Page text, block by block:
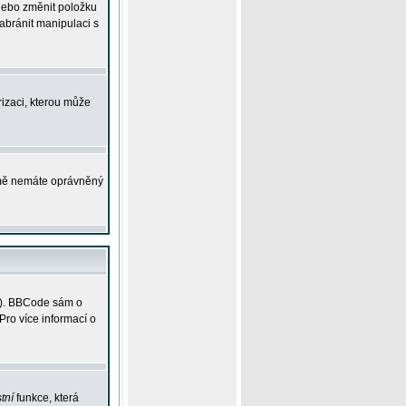
změnit položku
manipulaci s
kterou může
nemáte oprávněný
BBCode sám o
více informací o
funkce, která